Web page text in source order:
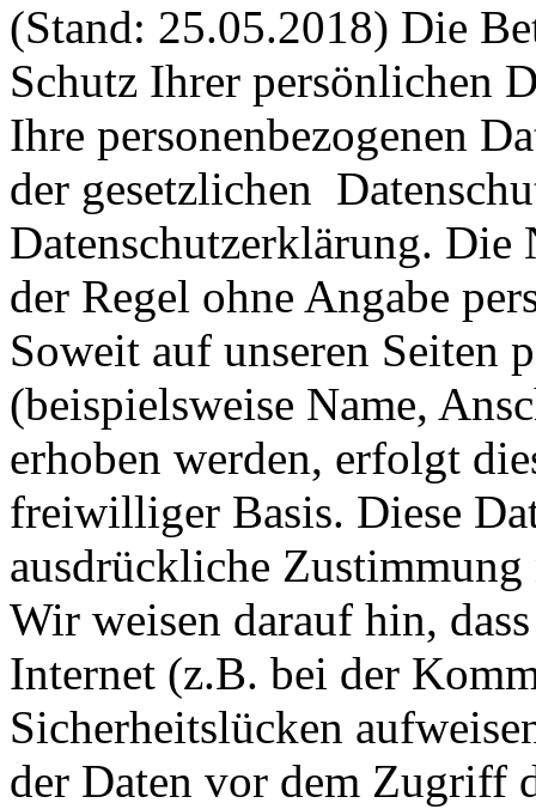
(Stand: 25.05.2018) Die
Schutz Ihrer persönlichen
Ihre personenbezogenen
der gesetzlichen
Datenschutzerklärung. Die
der Regel ohne Angabe
Soweit auf unseren Seiten
(beispielsweise Name,
erhoben werden, erfolgt
freiwilliger Basis. Diese
ausdrückliche
Wir weisen darauf hin,
Internet (z.B. bei der
Sicherheitslücken
der Daten vor dem Zugriff